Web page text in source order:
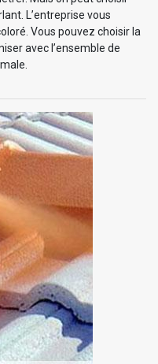
L’entreprise vous
Vous pouvez choisir la
avec l’ensemble de